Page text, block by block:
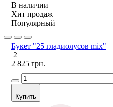
В наличии
Хит продаж
Популярный
Букет "25 гладиолусов mix"
2
2 825 грн.
Купить